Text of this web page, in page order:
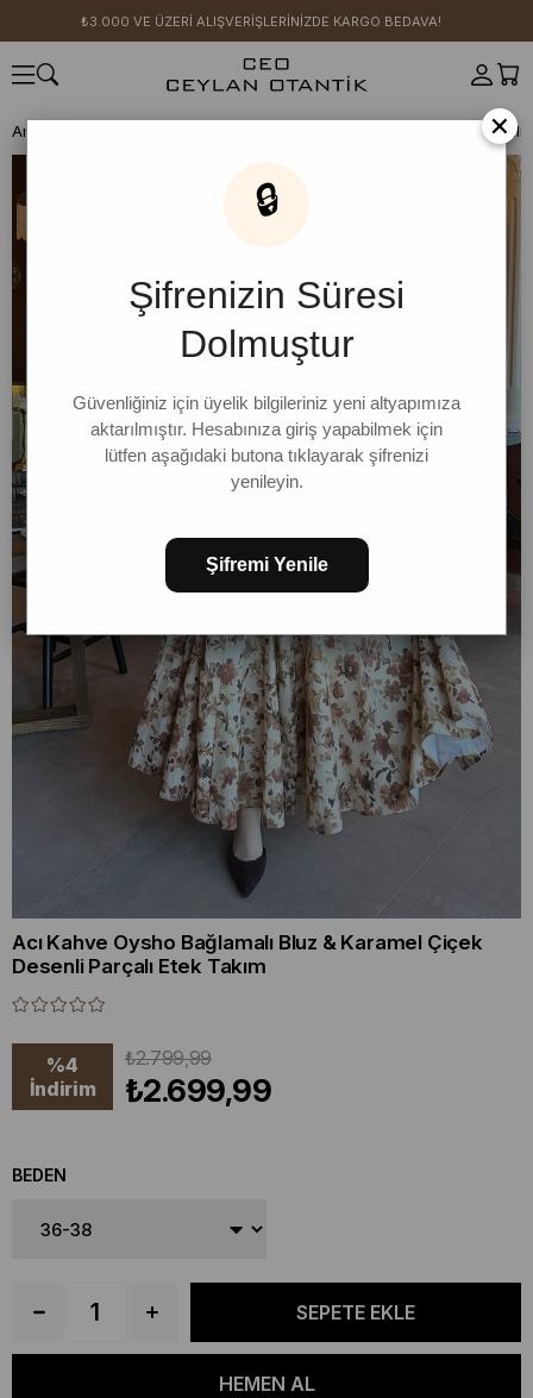
₺3.000 VE ÜZERİ ALIŞVERİŞLERİNİZDE KARGO BEDAVA!
Anasayfa
Acı Kahve Oysho Bağlamalı Bluz & Karamel Çiçek
Desenli Parçalı Etek Takım
%4
İndirim
₺2.799,99
₺2.699,99
BEDEN
×
🔒
Şifrenizin Süresi
Dolmuştur
Güvenliğiniz için üyelik bilgileriniz yeni altyapımıza
aktarılmıştır. Hesabınıza giriş yapabilmek için
lütfen aşağıdaki butona tıklayarak şifrenizi
yenileyin.
Şifremi Yenile